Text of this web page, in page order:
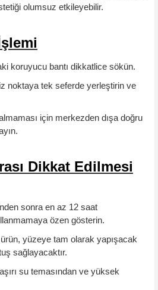
olumsuz etkileyebilir.
koruyucu bantı dikkatlice sökün.
noktaya tek seferde yerleştirin ve
için merkezden dışa doğru
Dikkat Edilmesi
sonra en az 12 saat
özen gösterin.
yüzeye tam olarak yapışacak
sağlayacaktır.
su temasından ve yüksek